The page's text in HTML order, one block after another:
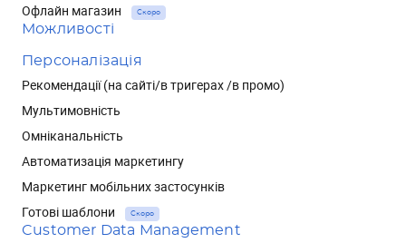
Офлайн магазин
Скоро
Можливості
Персоналізація
Рекомендації (на сайті/в тригерах /в промо)
Мультимовність
Омніканальність
Автоматизація маркетингу
Маркетинг мобільних застосунків
Готові шаблони
Скоро
Customer Data Management